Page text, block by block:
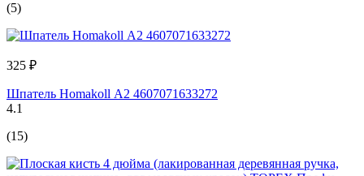
(5)
325 ₽
Шпатель Homakoll А2 4607071633272
4.1
(15)